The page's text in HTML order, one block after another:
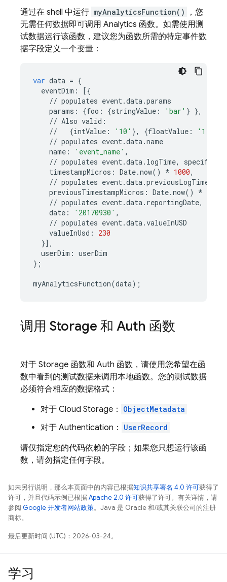
通过在 shell 中运行 myAnalyticsFunction()
，您
无需任何数据即可调用 Analytics 函数。如需使用测
试数据运行该函数，建议您为函数所需的特定事件数
据字段定义一个变量：
var data = {
eventDim :
[{
// populates event.data.params
params : {foo : {stringValue : 'bar' } },
// Also valid :
//
{intValue : '10' }, {floatValue : '1.0'
// populates event.data.name
name : 'event_name' ,
// populates event.data. logTime, specify
timestampMicros : Date.now() * 1000,
// populates event.data.previousLogTime
previousTimestampMicros : Date.now() *
// populates event.data. reportingDate,
date : '20170930' ,
// populates event.data.valueInUSD
valueInUsd :
230
}],
userDim : userDim
};
myAnalyticsFunction(data);
调用 Storage 和 Auth 函数
对于 Storage 函数和 Auth 函数，请使用您希望在函
数中看到的测试数据来调用本地函数。您的测试数据
必须符合相应的数据格式：
对于 Cloud Storage ： ObjectMetadata
对于 Authentication ： UserRecord
请仅指定您的代码依赖的字段；如果您只想运行该函
数，请勿指定任何字段。
如未另行说明，那么本页面中的内容已根据知识共享署名 4.0 许可获得了
许可，并且代码示例已根据Apache 2.0 许可获得了许可。有关详情，请
参阅 Google 开发者网站政策。Java 是 Oracle 和/或其关联公司的注册
商标。
最后更新时间 (UTC)：2026-03-24。
学习